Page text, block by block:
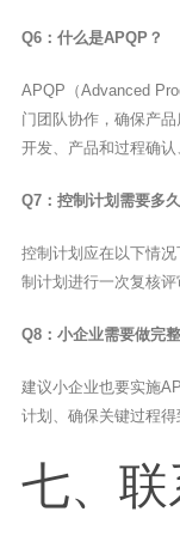
Q6：什么是APQP？
APQP（Advanced
门团队协作，确保产
开发、产品和过程确
Q7：控制计划需要多
控制计划应在以下情
制计划进行一次复核
Q8：小企业需要做完
建议小企业也要实施
计划、确保关键过程
七、